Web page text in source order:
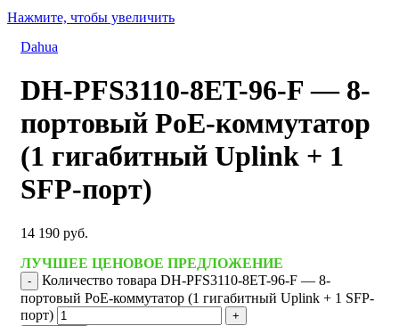
Нажмите, чтобы увеличить
Dahua
DH-PFS3110-8ET-96-F — 8-
портовый PoE-коммутатор
(1 гигабитный Uplink + 1
SFP-порт)
14 190 руб.
ЛУЧШЕЕ ЦЕНОВОЕ ПРЕДЛОЖЕНИЕ
Количество товара DH-PFS3110-8ET-96-F — 8-
портовый PoE-коммутатор (1 гигабитный Uplink + 1 SFP-
порт)